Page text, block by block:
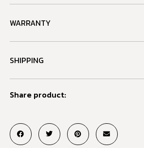
WARRANTY
SHIPPING
Share product: